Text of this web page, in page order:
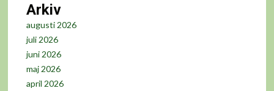
Arkiv
augusti 2026
juli 2026
juni 2026
maj 2026
april 2026